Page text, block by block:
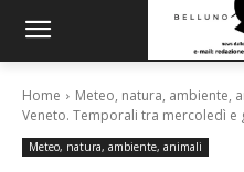
Home Meteo, natura, ambiente,
Veneto. Temporali tra mercoledì e
Meteo, natura, ambiente, animali